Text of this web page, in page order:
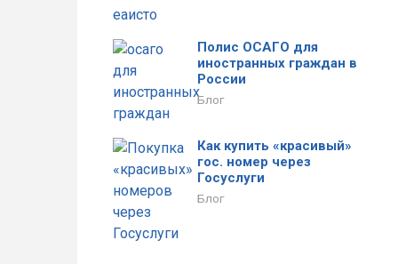
Полис ОСАГО для
иностранных граждан в
России
Блог
Как купить «красивый»
гос. номер через
Госуслуги
Блог